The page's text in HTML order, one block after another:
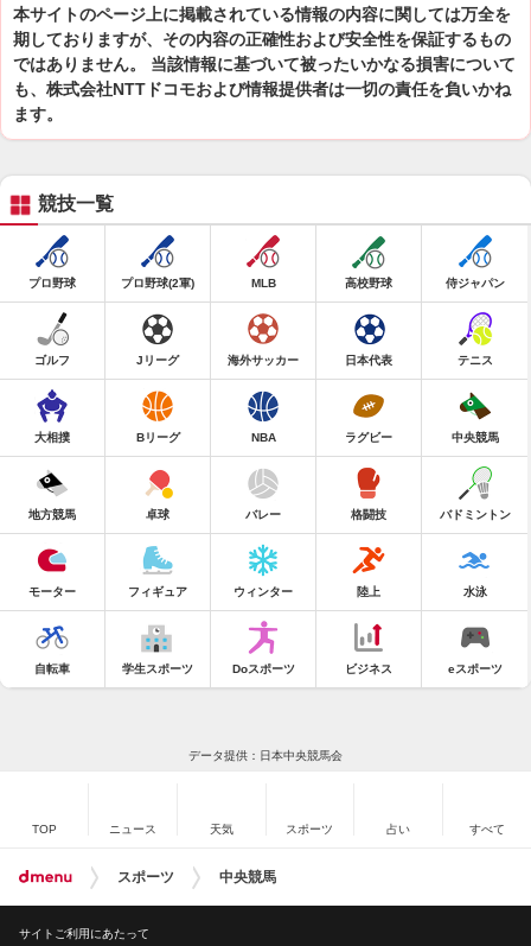
本サイトのページ上に掲載されている情報の内容に関しては万全を
期しておりますが、その内容の正確性および安全性を保証するもの
ではありません。 当該情報に基づいて被ったいかなる損害について
も、株式会社NTTドコモおよび情報提供者は一切の責任を負いかね
ます。
競技一覧
プロ野球 プロ野球(2軍) MLB 高校野球 侍ジャパン
ゴルフ Jリーグ 海外サッカー 日本代表 テニス
大相撲 Bリーグ NBA ラグビー 中央競馬
地方競馬 卓球 バレー 格闘技 バドミントン
モーター フィギュア ウィンター 陸上 水泳
自転車 学生スポーツ Doスポーツ ビジネス eスポーツ
データ提供：日本中央競馬会
TOP ニュース 天気 スポーツ 占い すべて
スポーツ 中央競馬
サイトご利用にあたって